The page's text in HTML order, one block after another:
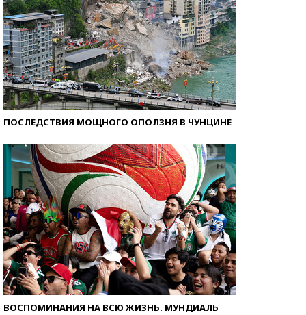
ПОСЛЕДСТВИЯ МОЩНОГО ОПОЛЗНЯ В ЧУНЦИНЕ
ВОСПОМИНАНИЯ НА ВСЮ ЖИЗНЬ. МУНДИАЛЬ